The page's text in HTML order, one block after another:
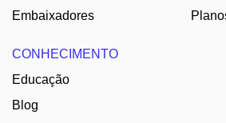
Embaixadores
CONHECIMENTO
Educação
Blog